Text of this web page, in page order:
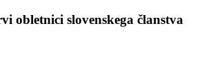
obletnici slovenskega članstva